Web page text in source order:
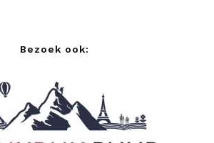
Bezoek ook: